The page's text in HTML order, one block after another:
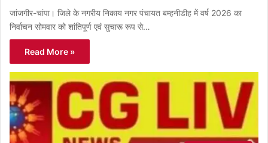
जांजगीर-चांपा। जिले के नगरीय निकाय नगर पंचायत बम्हनीडीह में वर्ष 2026 का
निर्वाचन सोमवार को शांतिपूर्ण एवं सुचारू रूप से…
Read More »